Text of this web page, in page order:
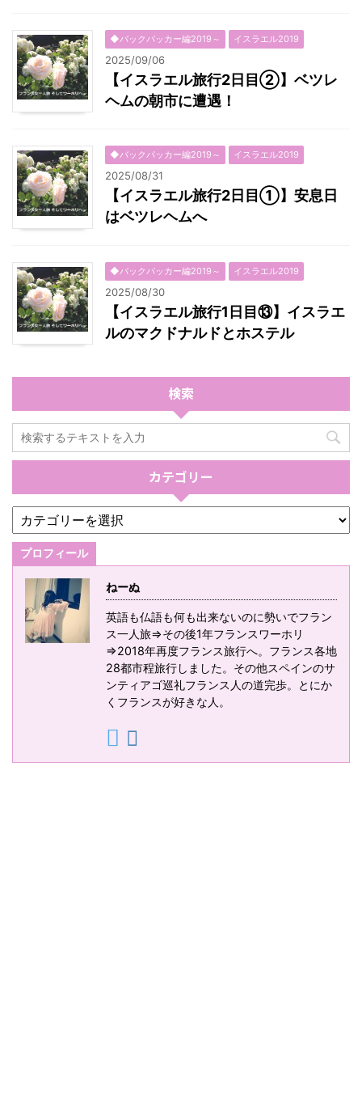
◆バックパッカー編2019～ イスラエル2019
2025/09/06
【イスラエル旅行2日目②】ベツレ
ヘムの朝市に遭遇！
◆バックパッカー編2019～ イスラエル2019
2025/08/31
【イスラエル旅行2日目①】安息日
はベツレヘムへ
◆バックパッカー編2019～ イスラエル2019
2025/08/30
【イスラエル旅行1日目⑬】イスラエ
ルのマクドナルドとホステル
検索
カテゴリー
プロフィール
ねーぬ
英語も仏語も何も出来ないのに勢いでフラン
ス一人旅⇒その後1年フランスワーホリ
⇒2018年再度フランス旅行へ。フランス各地
28都市程旅行しました。その他スペインのサ
ンティアゴ巡礼フランス人の道完歩。とにか
くフランスが好きな人。